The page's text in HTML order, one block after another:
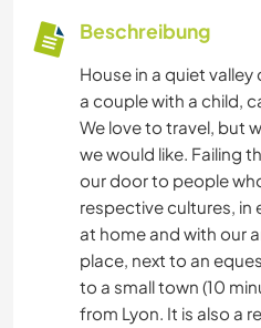
Beschreibung
House in a quiet valley
a couple with a child,
We love to travel, but
we would like. Failing
our door to people
respective cultures, in
at home and with our
place, next to an
to a small town (10
from Lyon. It is also a